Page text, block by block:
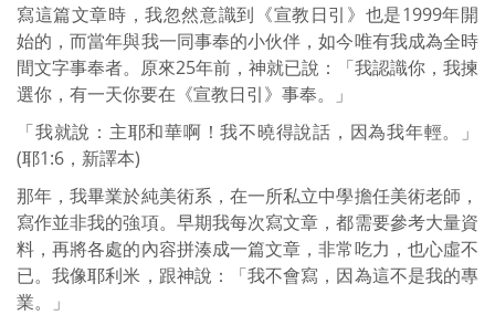
寫這篇文章時，我忽然意識到《宣教日引》也是1999年開
始的，而當年與我一同事奉的小伙伴，如今唯有我成為全時
間文字事奉者。原來25年前，神就已說：「我認識你，我揀
選你，有一天你要在《宣教日引》事奉。」
「我就說：主耶和華啊！我不曉得說話，因為我年輕。」
(耶1:6，新譯本)
那年，我畢業於純美術系，在一所私立中學擔任美術老師，
寫作並非我的強項。早期我每次寫文章，都需要參考大量資
料，再將各處的內容拼湊成一篇文章，非常吃力，也心虛不
已。我像耶利米，跟神說：「我不會寫，因為這不是我的專
業。」